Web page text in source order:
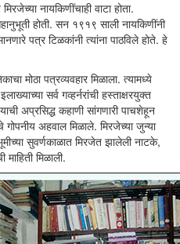
नायकिणींचाही वाटा होता.
होती. सन १९१९ साली नायकिणींनी
पत्र टिळकांनी त्यांना पाठविले होते. हे
मोठा पत्रव्यवहार मिळाला. त्यामध्ये
सर्व गव्हर्नरांची हस्ताक्षरयुक्त
अप्रसिद्ध कहाणी सांगणारी पाचशेहून
अहवाल मिळाले. मिरजेच्या जुन्या
सुवर्णकाळात मिरजेत झालेली नाटके,
मिळाली.